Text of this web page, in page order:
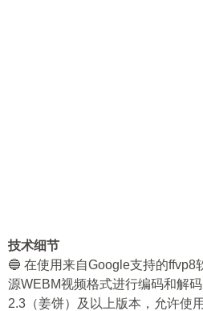
技术细节
🔵 在使用来自Google支持的ffvp8
源WEBM视频格式进行编码和解
2.3（姜饼）及以上版本，允许使